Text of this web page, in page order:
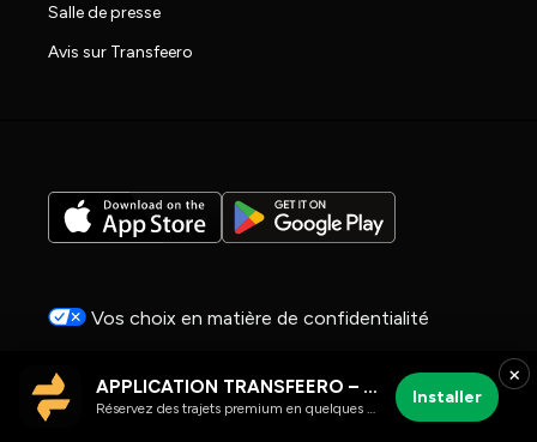
Salle de presse
Avis sur Transfeero
Vos choix en matière de confidentialité
IT05304190878 | D.D.S. n° 3451S7
×
APPLICATION TRANSFEERO – chauffeur et trajets aéroport
Réservez des trajets premium en quelques clics
Installer